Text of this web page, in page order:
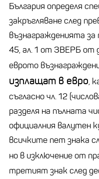
България определя
закръгляване след
възнагражденията за
45, ал. 1 от ЗВЕРБ от
еврото
изплащат в евро,
съгласно чл. 12
разделя на пълната
официалния валутен
всичките пет знака
но в изключение от
третият знак след